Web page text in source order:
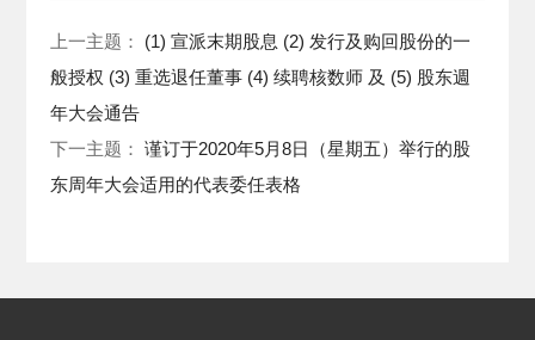
上一主题： (1) 宣派末期股息 (2) 发行及购回股份的一
般授权 (3) 重选退任董事 (4) 续聘核数师 及 (5) 股东週
年大会通告
下一主题：谨订于2020年5月8日（星期五）举行的股
东周年大会适用的代表委任表格